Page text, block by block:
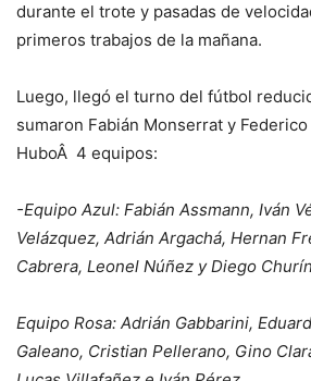
durante el trote y pasadas de
primeros trabajos de la mañana.
Luego, llegó el turno del fútbol
sumaron Fabián Monserrat y Federico
HuboÂ 4 equipos:
-Equipo Azul: Fabián Assmann, Iván
Velázquez, Adrián Argachá, Hernan
Cabrera, Leonel Núñez y Diego
Equipo Rosa: Adrián Gabbarini,
Galeano, Cristian Pellerano, Gino